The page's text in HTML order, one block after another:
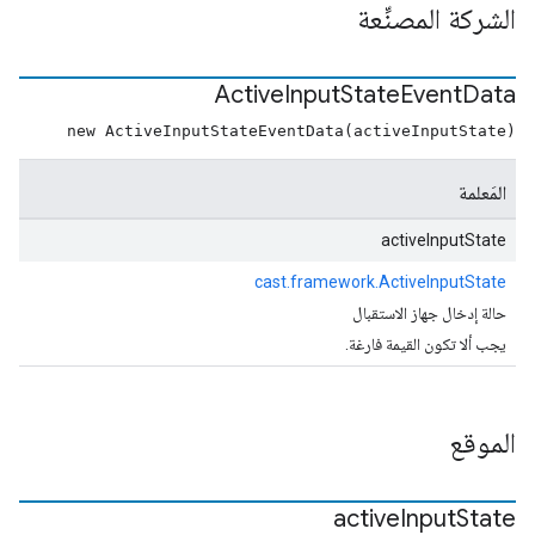
الشركة المصنِّعة
ActiveInputStateEventData
new ActiveInputStateEventData(activeInputState)
المَعلمة
activeInputState
cast.framework.ActiveInputState
حالة إدخال جهاز الاستقبال
يجب ألا تكون القيمة فارغة.
الموقع
activeInputState